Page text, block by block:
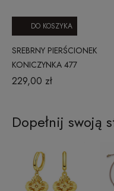
SREBRNY PIERŚCIONEK
KONICZYNKA 477
229,00 zł
DO KOSZYKA
Dopełnij swoją